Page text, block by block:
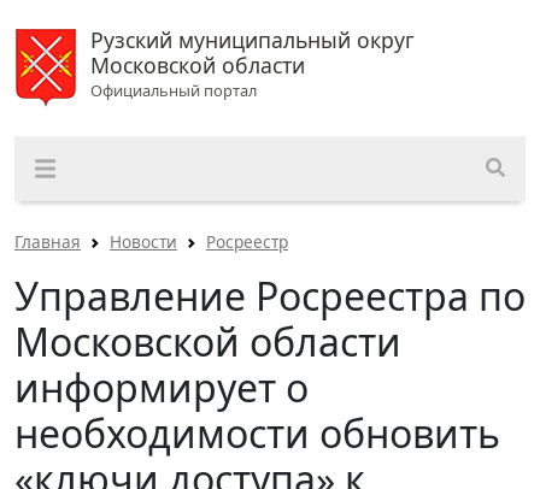
Рузский муниципальный округ
Московской области
Официальный портал
Главная Новости Росреестр
Управление Росреестра по
Московской области
информирует о
необходимости обновить